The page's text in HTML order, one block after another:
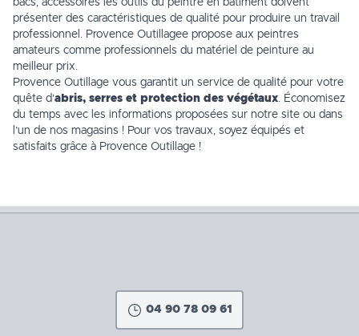
bacs, accessoires les outils du peintre en bâtiment doivent
présenter des caractéristiques de qualité pour produire un travail
professionnel. Provence Outillagee propose aux peintres
amateurs comme professionnels du matériel de peinture au
meilleur prix.
Provence Outillage vous garantit un service de qualité pour votre
quête d’abris, serres et protection des végétaux. Économisez
du temps avec les informations proposées sur notre site ou dans
l’un de nos magasins ! Pour vos travaux, soyez équipés et
satisfaits grâce à Provence Outillage !
04 90 78 09 61